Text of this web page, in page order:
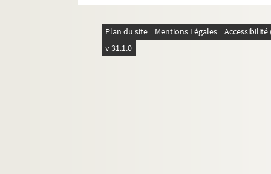
Plan du site Mentions Légales
v 31.1.0